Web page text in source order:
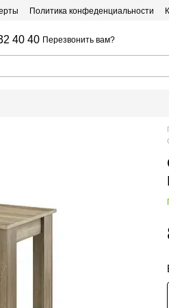
Политика конфеденциальности
40 40 Перезвонить вам?